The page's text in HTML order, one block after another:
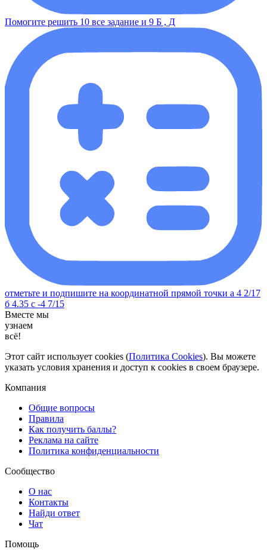
Помогите решить 10 все задание и 9 Б , Д
отметьте и подпишите на координатной прямой точки а 4 2/17
б 4.35 с -4 7/15
Вместе мы
узнаем
всё!
Этот сайт использует cookies (Политика Cookies). Вы можете
указать условия хранения и доступ к cookies в своем браузере.
Компания
Общие вопросы
Правила
Как получить баллы?
Реклама на сайте
Политика конфиденциальности
Сообщество
О нас
Контакты
Найди ответ
Чат
Помощь